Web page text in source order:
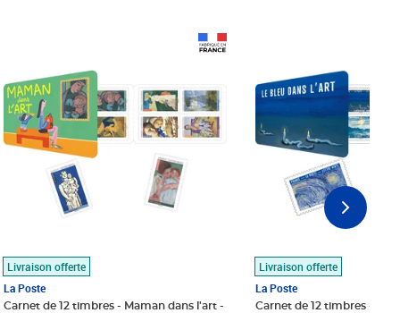
Livraison offerte
La Poste
Carnet de 12 timbres - Maman dans l'art -
Livraison offerte
La Poste
Carnet de 12 timbres - Le